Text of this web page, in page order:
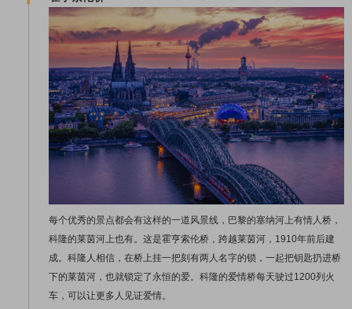
每个优秀的景点都会有这样的一道风景线，巴黎的塞纳河上有情人桥，
科隆的莱茵河上也有。这是霍亨索伦桥，跨越莱茵河，1910年前后建
成。科隆人相信，在桥上挂一把刻有两人名字的锁，一起把钥匙扔进桥
下的莱茵河，也就锁定了永恒的爱。科隆的爱情桥每天驶过1200列火
车，可以让更多人见证爱情。